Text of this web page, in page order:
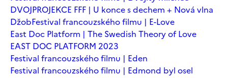
DVOJPROJEKCE FFF | U konce s dechem + Nová vlna
DžobFestival francouzského filmu | E-Love
East Doc Platform | The Swedish Theory of Love
EAST DOC PLATFORM 2023
Festival francouzského filmu | Eden
Festival francouzského filmu | Edmond byl osel